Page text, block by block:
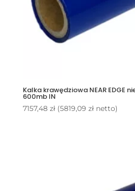
Kalka krawędziowa NEAR EDGE
600mb IN
7157,48 zł (5819,09 złnetto)